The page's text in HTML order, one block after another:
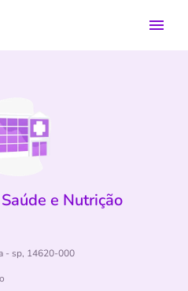
e Nutrição
- sp, 14620-000